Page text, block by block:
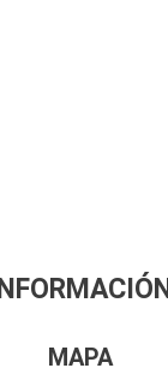
INFORMACIÓN
MAPA